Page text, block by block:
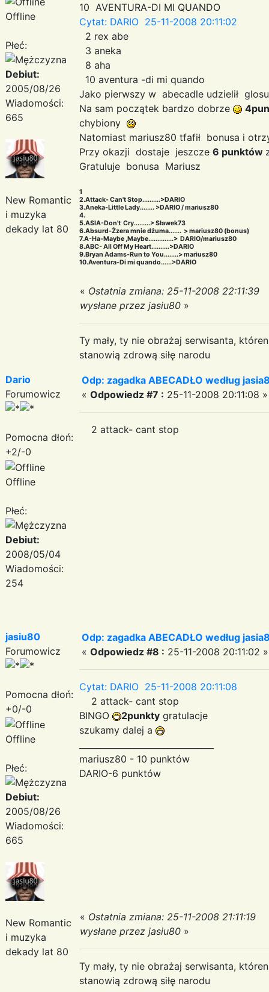
Offline
Płeć:
Debiut:
2005/08/26
Wiadomości:
665
New Romantic
i muzyka
dekady lat 80
10 AVENTURA-DI MI QUANDO
Cytat: DARIO 25-11-2008 20:11:02
2 rex abe
3 aneka
8 aha
10 aventura -di mi quando
Jako pierwszy w abecadle udzielił
Na sam początek bardzo dobrze
chybiony
Natomiast mariusz80 tfafił bonusa i
Przy okazji dostaje jeszcze 6 punktów
Gratuluje bonusa Mariusz
1
2.Attack- Can't Stop..........>DARIO
3.Aneka-Little Lady........ >DARIO / mariusz80
4.
5.ASIA-Don't Cry.........> Sławek73
6.Absurd-Żzera mnie dżuma....... > mariusz80 (bonus)
7.A-Ha-Maybe ,Maybe..............> DARIO/mariusz80
8.ABC- All Off My Heart..........>DARIO
9.Bryan Adams-Run to You........> mariusz80
10.Aventura-Di mi quando......>DARIO
« Ostatnia zmiana: 25-11-2008 22:11:39
wysłane przez jasiu80 »
Ty mały, ty nie obrażaj serwisanta,
stanowią zdrową siłę narodu
Dario
Forumowicz
Pomocna dłoń:
+2/-0
Offline
Płeć:
Debiut:
2008/05/04
Wiadomości:
254
Odp: zagadka ABECADŁO według
« Odpowiedz #7 : 25-11-2008 20:11:08 »
2 attack- cant stop
jasiu80
Forumowicz
Pomocna dłoń:
+0/-0
Offline
Płeć:
Debiut:
2005/08/26
Wiadomości:
665
New Romantic
i muzyka
dekady lat 80
Odp: zagadka ABECADŁO według
« Odpowiedz #8 : 25-11-2008 20:11:02 »
Cytat: DARIO 25-11-2008 20:11:08
2 attack- cant stop
BINGO
2punkty gratulacje
szukamy dalej a
mariusz80 - 10 punktów
DARIO-6 punktów
« Ostatnia zmiana: 25-11-2008 21:11:19
wysłane przez jasiu80 »
Ty mały, ty nie obrażaj serwisanta,
stanowią zdrową siłę narodu